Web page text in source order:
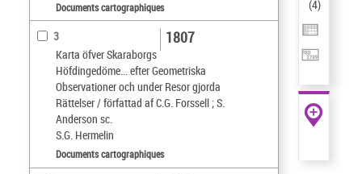
Documents cartographiques
3
Karta öfver Skaraborgs
Höfdingedöme... efter Geometriska
Observationer och under Resor gjorda
Rättelser / författad af C.G. Forssell ; S.
Anderson sc.
S.G. Hermelin
1807
Documents cartographiques
(4)